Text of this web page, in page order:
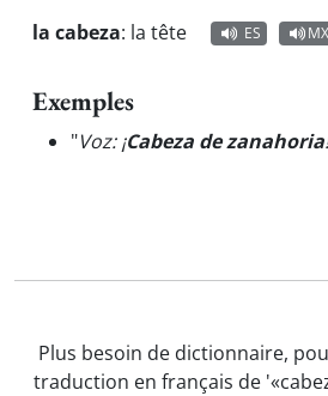
la cabeza: la tête ES MX
Exemples
"Voz: ¡Cabeza de zanahoria!
Plus besoin de dictionnaire,
traduction en français de